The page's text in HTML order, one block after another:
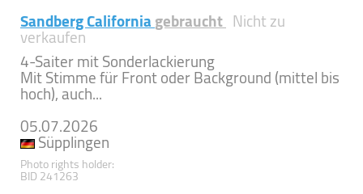
Sandberg Californiagebraucht Nicht zu
verkaufen
4-Saiter mit Sonderlackierung
Mit Stimme für Front oder Background (mittel bis
hoch), auch...
05.07.2026
Süpplingen
Photo rights holder:
BID 241263